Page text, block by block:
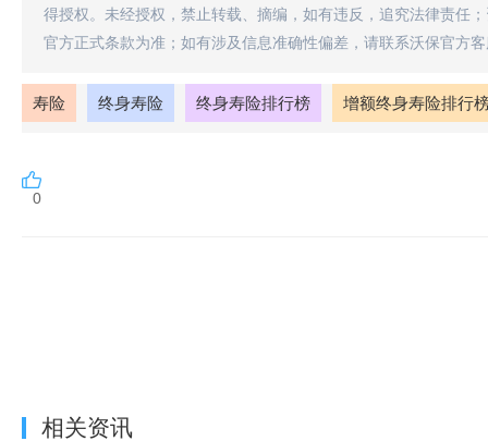
得授权。未经授权，禁止转载、摘编，如有违反，追究法律责任
官方正式条款为准；如有涉及信息准确性偏差，请联系沃保官方
寿险 终身寿险 终身寿险排行榜 增额终身寿险排行
0
相关资讯